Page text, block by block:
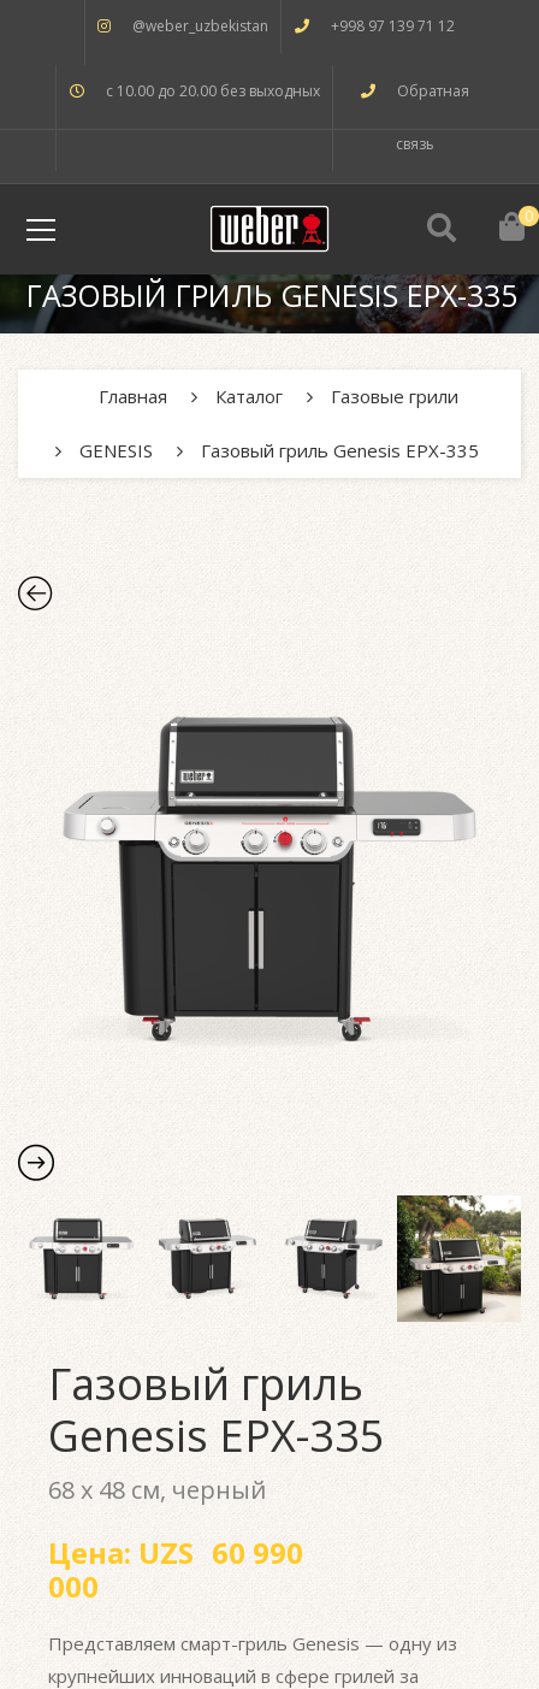
@weber_uzbekistan +998 97 139 71 12
с 10.00 до 20.00 без выходных Обратная
связь
0
ГАЗОВЫЙ ГРИЛЬ GENESIS EPX-335
Главная Каталог Газовые грили
GENESIS Газовый гриль Genesis EPX-335
Газовый гриль
Genesis EPX-335
68 x 48 см, черный
Цена: UZS 60 990
000
Представляем смарт-гриль Genesis — одну из
крупнейших инноваций в сфере грилей за